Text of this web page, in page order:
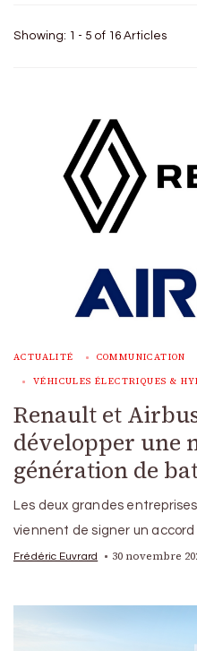
Showing: 1 - 5 of 16 Articles
ACTUALITÉ COMMUNICATION
VÉHICULES ÉLECTRIQUES &
Renault et
développer une
génération de
Les deux grandes
viennent de signer un
Frédéric Euvrard 30 novembre